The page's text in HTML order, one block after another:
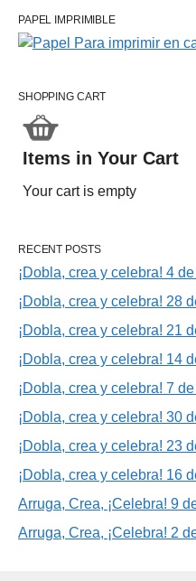
PAPEL IMPRIMIBLE
SHOPPING CART
Items in Your Cart
Your cart is empty
RECENT POSTS
¡Dobla, crea y celebra! 4
¡Dobla, crea y celebra! 28
¡Dobla, crea y celebra! 21
¡Dobla, crea y celebra! 14
¡Dobla, crea y celebra! 7
¡Dobla, crea y celebra! 30
¡Dobla, crea y celebra! 23
¡Dobla, crea y celebra! 16
Arruga, Crea, ¡Celebra! 9
Arruga, Crea, ¡Celebra! 2